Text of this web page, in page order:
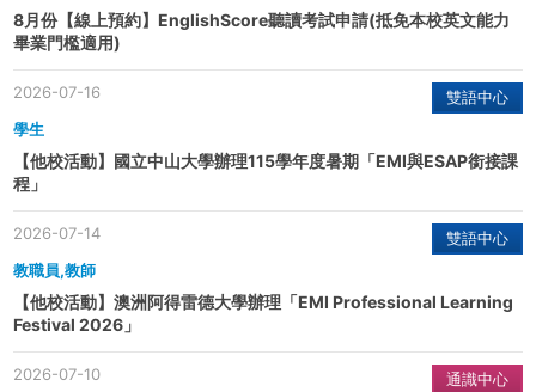
8月份【線上預約】EnglishScore聽讀考試申請(抵免本校英文能力
畢業門檻適用)
雙語中心
學生
2026-07-16
【他校活動】國立中山大學辦理115學年度暑期「EMI與ESAP銜接課
程」
雙語中心
教職員,教師
2026-07-14
【他校活動】澳洲阿得雷德大學辦理「EMI Professional Learning
Festival 2026」
通識中心
2026-07-10